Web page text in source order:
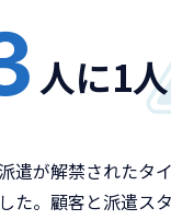
人に1人
遣が解禁されたタ
た。顧客と派遣ス